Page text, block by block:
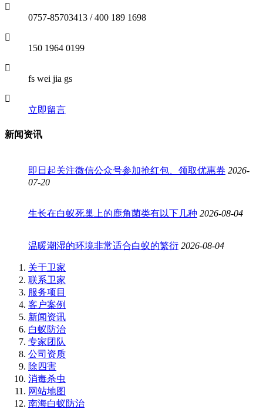
0757-85703413 / 400 189 1698
150 1964 0199
fs wei jia gs
立即留言
新闻资讯
即日起关注微信公众号参加抢红包、领取优惠券 2026-
07-20
生长在白蚁死巢上的鹿角菌类有以下几种 2026-08-04
温暖潮湿的环境非常适合白蚁的繁衍 2026-08-04
关于卫家
联系卫家
服务项目
客户案例
新闻资讯
白蚁防治
专家团队
公司资质
除四害
消毒杀虫
网站地图
南海白蚁防治